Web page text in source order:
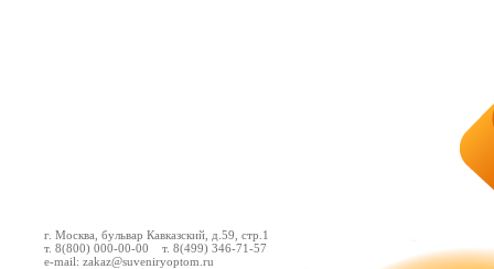
г. Москва, бульвар Кавказский, д.59, стр.1
т. 8(800) 000-00-00 т. 8(499) 346-71-57
e-mail: zakaz@suveniryoptom.ru